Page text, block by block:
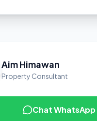
Aim Himawan
Property Consultant
Chat WhatsApp